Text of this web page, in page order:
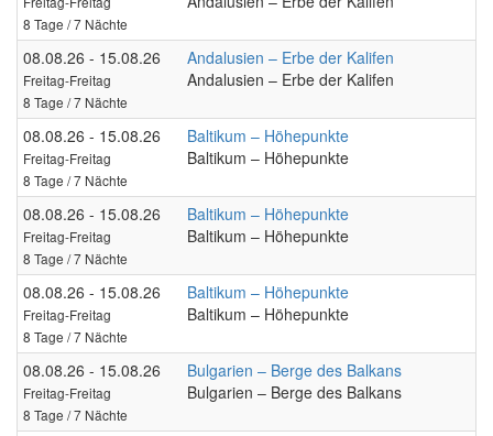
8 Tage / 7 Nächte
08.08.26 - 15.08.26
Freitag-Freitag
8 Tage / 7 Nächte
Andalusien – Erbe der Kalifen
Andalusien – Erbe der Kalifen
08.08.26 - 15.08.26
Freitag-Freitag
8 Tage / 7 Nächte
Baltikum – Höhepunkte
Baltikum – Höhepunkte
08.08.26 - 15.08.26
Freitag-Freitag
8 Tage / 7 Nächte
Baltikum – Höhepunkte
Baltikum – Höhepunkte
08.08.26 - 15.08.26
Freitag-Freitag
8 Tage / 7 Nächte
Baltikum – Höhepunkte
Baltikum – Höhepunkte
08.08.26 - 15.08.26
Freitag-Freitag
8 Tage / 7 Nächte
Bulgarien – Berge des Balkans
Bulgarien – Berge des Balkans